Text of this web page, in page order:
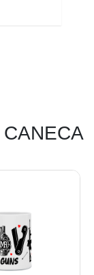
CANECA